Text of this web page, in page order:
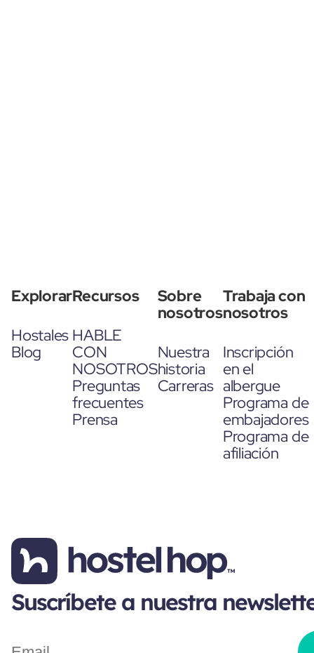
Explorar
Hostales
Blog
Recursos
HABLE
CON
NOSOTROS
Preguntas
frecuentes
Prensa
Sobre
nosotros
Nuestra
historia
Carreras
Trabaja con
nosotros
Inscripción
en el
albergue
Programa de
embajadores
Programa de
afiliación
Suscríbete a nuestra